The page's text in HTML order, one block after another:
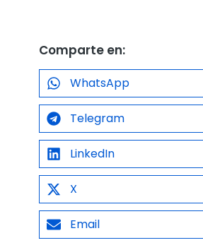
Comparte en:
WhatsApp
Telegram
LinkedIn
X
Email